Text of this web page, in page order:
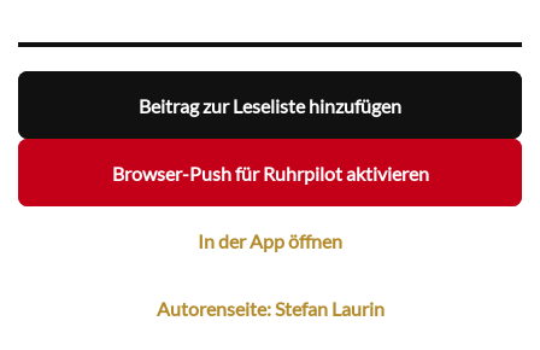
Beitrag zur Leseliste hinzufügen
Browser-Push für Ruhrpilot aktivieren
In der App öffnen
Autorenseite: Stefan Laurin